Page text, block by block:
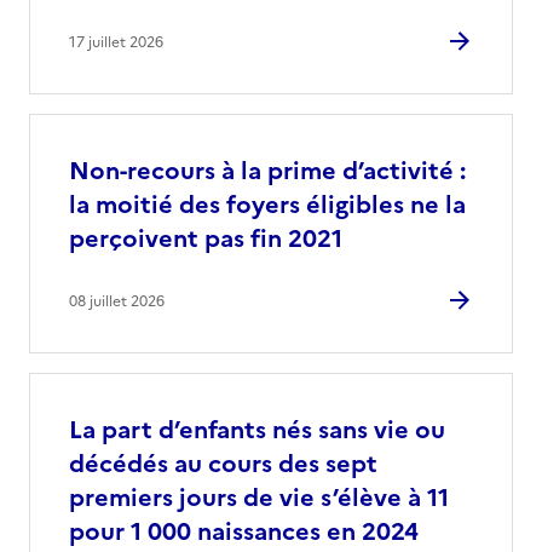
17 juillet 2026
Non-recours à la prime d’activité :
la moitié des foyers éligibles ne la
perçoivent pas fin 2021
08 juillet 2026
La part d’enfants nés sans vie ou
décédés au cours des sept
premiers jours de vie s’élève à 11
pour 1 000 naissances en 2024